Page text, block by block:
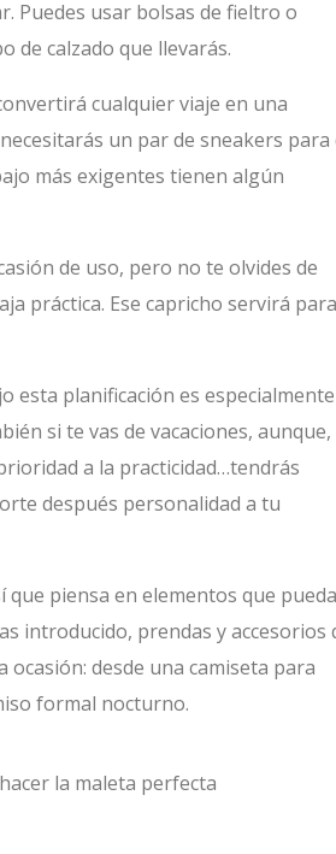
Puedes usar bolsas de fieltro o
de calzado que llevarás.
cualquier viaje en una
un par de sneakers para
más exigentes tienen algún
de uso, pero no te olvides de
práctica. Ese capricho servirá para
esta planificación es especialmente
si te vas de vacaciones, aunque,
a la practicidad…tendrás
después personalidad a tu
que piensa en elementos que
introducido, prendas y accesorios
desde una camiseta para
formal nocturno.